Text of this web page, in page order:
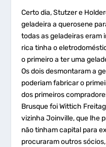
Certo dia, Stutzer e
geladeira a querosene
todas as geladeiras eram
rica tinha o
o primeiro a ter uma
Os dois desmontaram a
poderiam fabricar o
dos primeiros
Brusque foi Wittich
vizinha Joinville, que lhe
não tinham capital para
procuraram outros